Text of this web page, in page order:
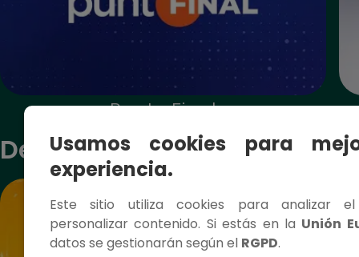
Punto Final
Deportes
Usamos cookies para
experiencia.
Este sitio utiliza cookies para analizar
personalizar contenido. Si estás en la Unión
datos se gestionarán según el RGPD.